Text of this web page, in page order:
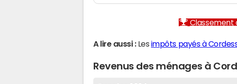
Classement
A lire aussi :Les impôts payés à
Revenus des ménages à